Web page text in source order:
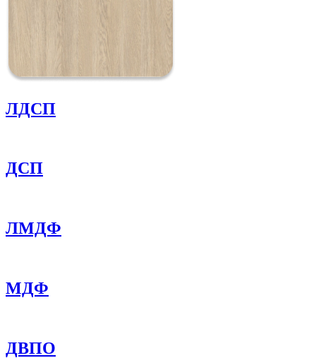
ЛДСП
ДСП
ЛМДФ
МДФ
ДВПО